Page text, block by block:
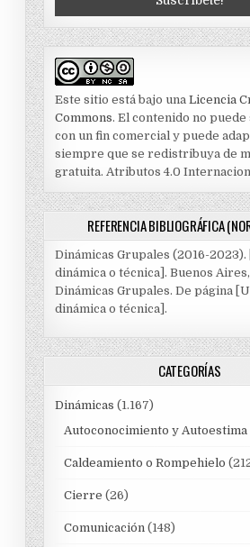
Este sitio está bajo una Licencia
Commons. El contenido no
con un fin comercial y puede
siempre que se redistribuya de
gratuita. Atributos 4.0
REFERENCIA BIBLIOGRÁFICA
Dinámicas Grupales (2016-
dinámica o técnica]. Buenos
Dinámicas Grupales. De página
dinámica o técnica].
CATEGORÍAS
Dinámicas (1.167)
Autoconocimiento y Autoestima
Caldeamiento o Rompehielo
Cierre (26)
Comunicación(148)